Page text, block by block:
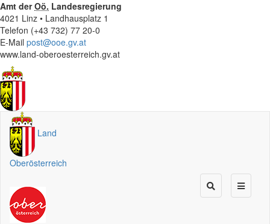
Amt derOö. Landesregierung
4021 Linz • Landhausplatz 1
Telefon (+43 732) 77 20-0
E-Mail post@ooe.gv.at
www.land-oberoesterreich.gv.at
Land
Oberösterreich